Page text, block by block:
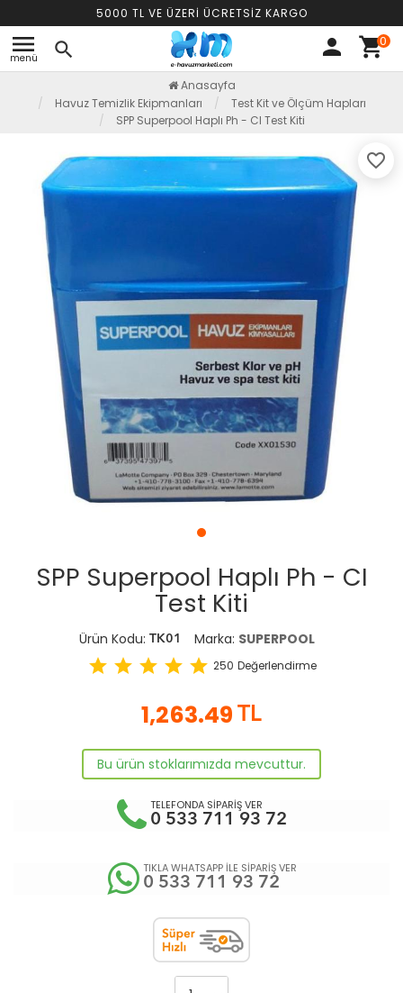
5000 TL VE ÜZERİ ÜCRETSİZ KARGO
menu
menü search person shopping_cart0
Anasayfa
Havuz Temizlik Ekipmanları
Test Kit ve Ölçüm Hapları
SPP Superpool Haplı Ph - CI Test Kiti
favorite_border
SPP Superpool Haplı Ph - CI
Test Kiti
Ürün Kodu: TK01 Marka: SUPERPOOL
star star star star star 250 Değerlendirme
1,263.49 TL
Bu ürün stoklarımızda mevcuttur.
TELEFONDA SİPARİŞ VER
0 533 711 93 72
TIKLA WHATSAPP İLE SİPARİŞ VER
0 533 711 93 72